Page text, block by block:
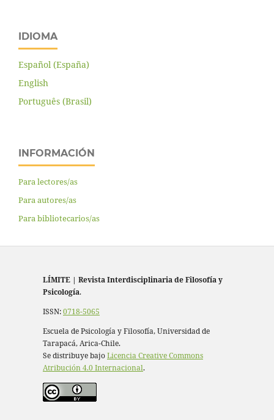
IDIOMA
Español (España)
English
Português (Brasil)
INFORMACIÓN
Para lectores/as
Para autores/as
Para bibliotecarios/as
LÍMITE | Revista Interdisciplinaria de Filosofía y
Psicología.
ISSN:0718-5065
Escuela de Psicología y Filosofía, Universidad de
Tarapacá, Arica-Chile.
Se distribuye bajoLicencia Creative Commons
Atribución 4.0 Internacional.